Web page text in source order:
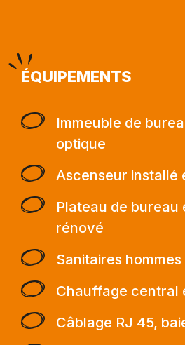
ÉQUIPEMENTS
Immeuble de
optique
Ascenseur installé
Plateau de bureau
rénové
Sanitaires
Chauffage central
Câblage RJ 45,